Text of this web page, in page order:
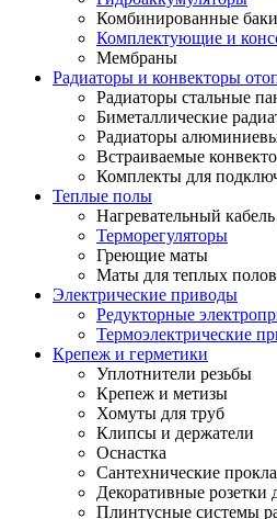
Комбинированные баки
Комплектующие и
Мембраны
Радиаторы и конвекторы
Радиаторы стальные
Биметаллические
Радиаторы
Встраиваемые
Комплекты для
Теплые полы
Нагревательный
Терморегуляторы
Греющие маты
Маты для теплых полов
Электрические приводы
Редукторные
Термоэлектрические
Крепеж и герметики
Уплотнители резьбы
Крепеж и метизы
Хомуты для труб
Клипсы и держатели
Оснастка
Сантехнические
Декоративные розетки
Плинтусные системы